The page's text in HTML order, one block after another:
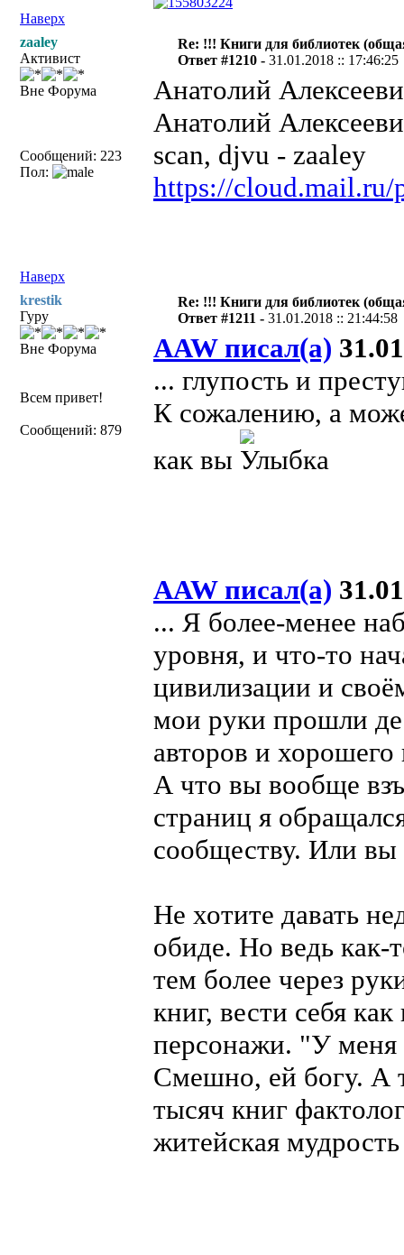
Наверх
zaaley
Активист
Вне Форума
Сообщений: 223
Пол:
Re: !!! Книги для библиотек
Ответ #1210 -31.01.2018 :: 17:46:25
Анатолий
Анатолий
scan, djvu - zaaley
https://
Наверх
krestik
Гуру
Вне Форума
Всем привет!
Сообщений: 879
Re: !!! Книги для библиотек
Ответ #1211 -31.01.2018 :: 21:44:58
AAW писал(а)
... глупость и
К сожалению, а
как вы
AAW писал(а)
... Я более-менее
уровня, и что-то
цивилизации и
мои руки прошли
авторов и
А что вы вообще
страниц я
сообществу. Или вы
Не хотите давать
обиде. Но ведь как-
тем более через
книг, вести себя
персонажи. "У меня
Смешно, ей богу. А
тысяч книг
житейская